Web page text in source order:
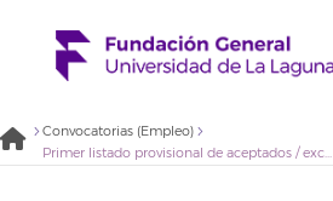
Convocatorias (Empleo)
Primer listado provisional de aceptados / excluidos. Convocatoria de constitución de una bolsa de empleo Técnico/a de gestión administrativa de selección y contratación de personal – 2020BDE008